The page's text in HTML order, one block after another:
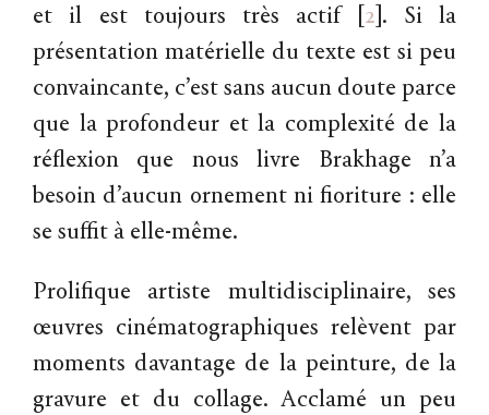
et il est toujours très actif
2 . Si la
présentation matérielle du texte est si peu
convaincante, c’est sans aucun doute parce
que la profondeur et la complexité de la
réflexion que nous livre Brakhage n’a
besoin d’aucun ornement ni fioriture : elle
se suffit à elle-même.
Prolifique artiste multidisciplinaire, ses
œuvres cinématographiques relèvent par
moments davantage de la peinture, de la
gravure et du collage. Acclamé un peu